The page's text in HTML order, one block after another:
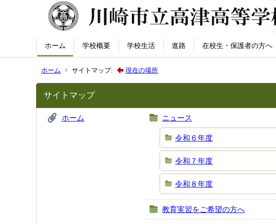
ホーム 学校概要 学校生活 進路 在校生・保護者の方へ
ホーム サイトマップ: 現在の場所
サイトマップ
ホーム ニュース
令和６年度
令和７年度
令和８年度
教育実習をご希望の方へ